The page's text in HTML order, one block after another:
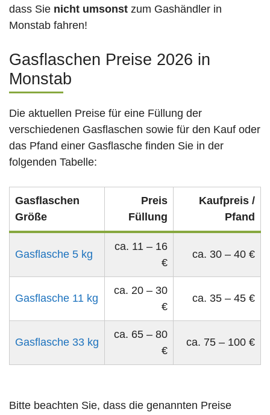
dass Sie nicht umsonst zum Gashändler in
Monstab fahren!
Gasflaschen Preise 2026 in
Monstab
Die aktuellen Preise für eine Füllung der
verschiedenen Gasflaschen sowie für den Kauf oder
das Pfand einer Gasflasche finden Sie in der
folgenden Tabelle:
Gasflaschen
Größe
Preis
Füllung
Kaufpreis /
Pfand
Gasflasche 5 kg
ca. 11 – 16
€
ca. 30 – 40 €
Gasflasche 11 kg
ca. 20 – 30
€
ca. 35 – 45 €
Gasflasche 33 kg
ca. 65 – 80
€
ca. 75 – 100 €
Bitte beachten Sie, dass die genannten Preise